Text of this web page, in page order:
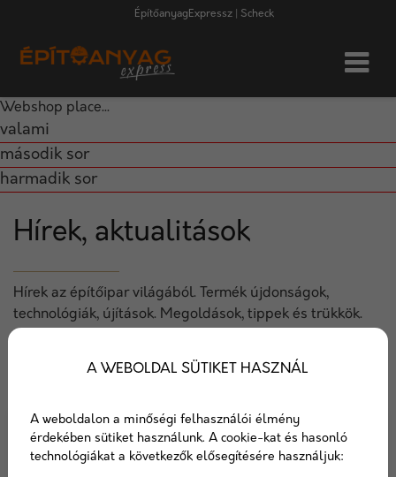
ÉpítőanyagExpressz | Scheck
Webshop place...
valami
második sor
harmadik sor
Hírek, aktualitások
Hírek az építőipar világából. Termék újdonságok,
technológiák, újítások. Megoldások, tippek és trükkök.
A WEBOLDAL SÜTIKET HASZNÁL
A weboldalon a minőségi felhasználói élmény
érdekében sütiket használunk. A cookie-kat és hasonló
technológiákat a következők elősegítésére használjuk: